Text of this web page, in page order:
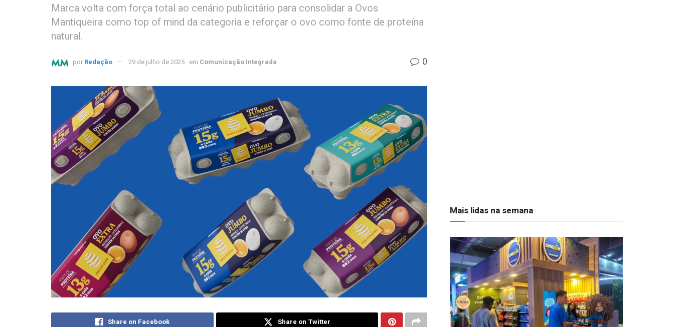
Marca volta com força total ao cenário publicitário para consolidar a Ovos
Mantiqueira como top of mind da categoria e reforçar o ovo como fonte de proteína
natural.
por Redação 29 de julho de 2025 em Comunicação Integrada 0
Share on Facebook Share on Twitter
Mais lidas na semana